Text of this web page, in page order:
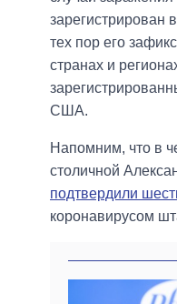
зарегистрирован
тех пор его
странах и
США.
Напомним, что в
столичной
подтвердили
коронавирусом